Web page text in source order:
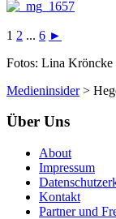
1 2 ... 6 ►
Fotos: Lina
Medieninsider>
Über Uns
About
Impressum
Kontakt
Partner und